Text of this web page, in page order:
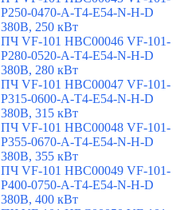
P250-0470-A-T4-E54-N-H-D
380В, 250 кВт
ПЧ VF-101 HBC00046 VF-101-
P280-0520-A-T4-E54-N-H-D
380В, 280 кВт
ПЧ VF-101 HBC00047 VF-101-
P315-0600-A-T4-E54-N-H-D
380В, 315 кВт
ПЧ VF-101 HBC00048 VF-101-
P355-0670-A-T4-E54-N-H-D
380В, 355 кВт
ПЧ VF-101 HBC00049 VF-101-
P400-0750-A-T4-E54-N-H-D
380В, 400 кВт